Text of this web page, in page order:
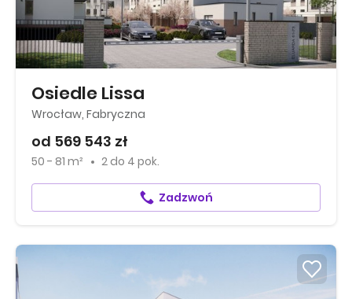
Osiedle Lissa
Wrocław, Fabryczna
od 569 543 zł
50 - 81 m² 2 do 4 pok.
Zadzwoń